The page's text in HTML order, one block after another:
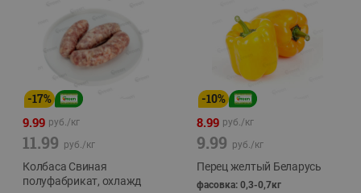
-17%
9.99 руб./кг
11.99 руб./кг
Колбаса Свиная
полуфабрикат, охлажд
-10%
8.99 руб./кг
9.99 руб./кг
Перец желтый Беларусь
фасовка: 0,3-0,7кг